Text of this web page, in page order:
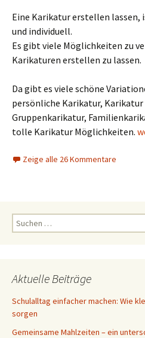
Eine Karikatur erstellen lassen,
und individuell.
Es gibt viele Möglichkeiten zu
Karikaturen erstellen zu lassen.
Da gibt es viele schöne
persönliche Karikatur,
Gruppenkarikatur,
tolle Karikatur Möglichkeiten.
Zeige alle 26 Kommentare
Suchen
nach:
Aktuelle Beiträge
Schulalltag einfacher machen: Wie
sorgen
Gemeinsame Mahlzeiten – ein